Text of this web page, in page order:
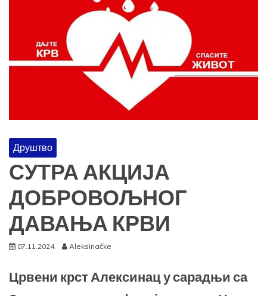
Друштво
СУТРА АКЦИЈА
ДОБРОВОЉНОГ
ДАВАЊА КРВИ
07.11.2024. Aleksinačke
Црвени крст Алексинац у сарадњи са